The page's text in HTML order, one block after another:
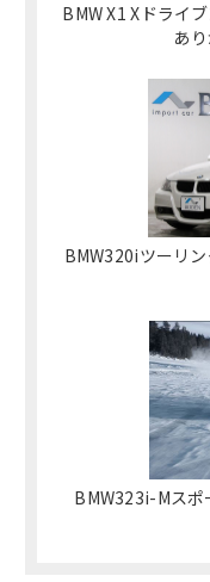
BMW X1 Xドライ
あ
BMW320iツーリ
BMW323i-Mスポ